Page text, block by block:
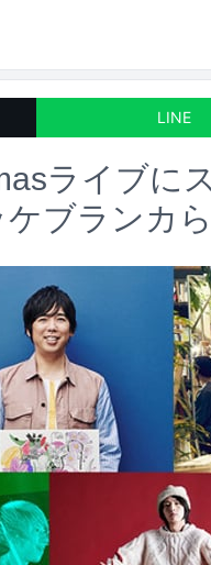
LINE
ライブに
ブランカら